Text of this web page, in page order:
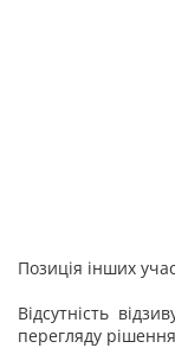
Позиція інших
Відсутність
перегляду рішення